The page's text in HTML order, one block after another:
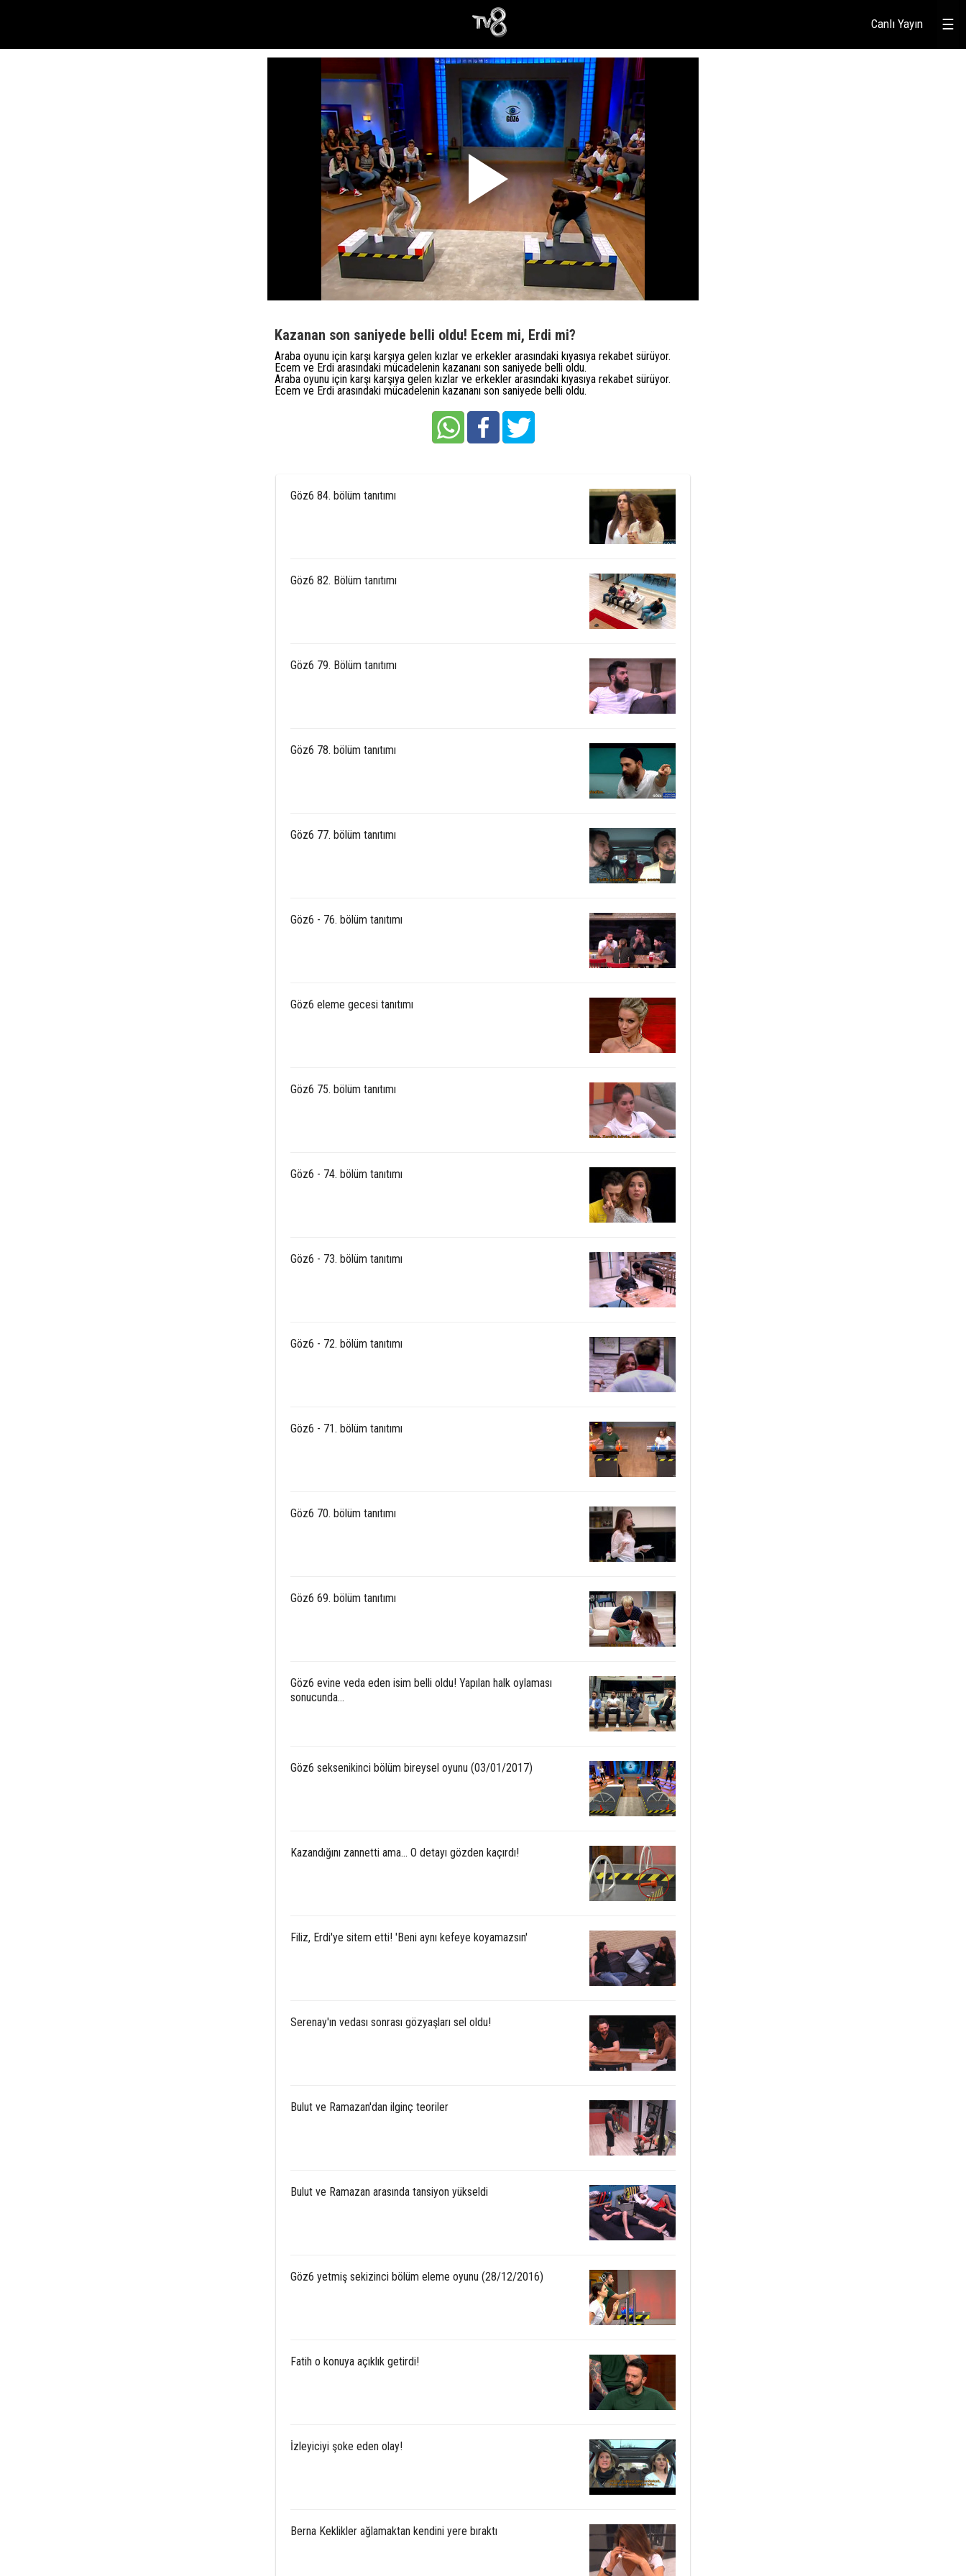
☰
Canlı Yayın
Kazanan son saniyede belli oldu! Ecem mi, Erdi mi?
Araba oyunu için karşı karşıya gelen kızlar ve erkekler arasındaki kıyasıya rekabet sürüyor.
Ecem ve Erdi arasındaki mücadelenin kazananı son saniyede belli oldu.
Araba oyunu için karşı karşıya gelen kızlar ve erkekler arasındaki kıyasıya rekabet sürüyor.
Ecem ve Erdi arasındaki mücadelenin kazananı son saniyede belli oldu.
Göz6 84. bölüm tanıtımı
Göz6 82. Bölüm tanıtımı
Göz6 79. Bölüm tanıtımı
Göz6 78. bölüm tanıtımı
Göz6 77. bölüm tanıtımı
Göz6 - 76. bölüm tanıtımı
Göz6 eleme gecesi tanıtımı
Göz6 75. bölüm tanıtımı
Göz6 - 74. bölüm tanıtımı
Göz6 - 73. bölüm tanıtımı
Göz6 - 72. bölüm tanıtımı
Göz6 - 71. bölüm tanıtımı
Göz6 70. bölüm tanıtımı
Göz6 69. bölüm tanıtımı
Göz6 evine veda eden isim belli oldu! Yapılan halk oylaması
sonucunda...
Göz6 seksenikinci bölüm bireysel oyunu (03/01/2017)
Kazandığını zannetti ama... O detayı gözden kaçırdı!
Filiz, Erdi'ye sitem etti! 'Beni aynı kefeye koyamazsın'
Serenay'ın vedası sonrası gözyaşları sel oldu!
Bulut ve Ramazan'dan ilginç teoriler
Bulut ve Ramazan arasında tansiyon yükseldi
Göz6 yetmiş sekizinci bölüm eleme oyunu (28/12/2016)
Fatih o konuya açıklık getirdi!
İzleyiciyi şoke eden olay!
Berna Keklikler ağlamaktan kendini yere bıraktı